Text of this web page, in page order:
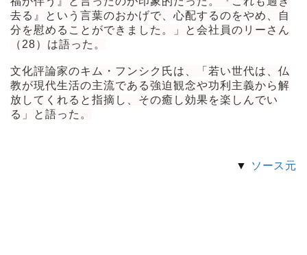
去る』という言葉のおかげで、心配するのをやめ、自
分を慰めることができました。」と会社員のリーさん
（28）は語った。
文化評論家のキム・フンシク氏は、「若い世代は、仏
教が現代生活の主流である強迫観念や功利主義から解
放してくれると指摘し、その癒し効果を楽しんでい
る」と語った。
▼ ソース元